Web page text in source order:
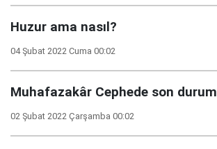
Huzur ama nasıl?
04 Şubat 2022 Cuma 00:02
Muhafazakâr Cephede son durum
02 Şubat 2022 Çarşamba 00:02